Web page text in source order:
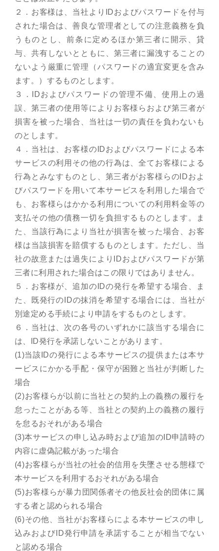
２．お客様は、当社よりIDおよびパスワードを付与
された場合は、善良な管理者としての注意義務を負
うものとし、前条に定めるほか第三者に開示、貸
与、共有しないとともに、第三者に漏洩することの
ないよう厳重に管理（パスワードの適宜変更を含み
ます。）するものとします。
３．IDおよびパスワードの管理不備、使用上の過
誤、第三者の使用等によりお客様らおよび第三者が
損害を被った場合、当社は一切の責任を負わないも
のとします。
４．当社は、お客様のIDおよびパスワードによる本
サービスの利用その他の行為は、全てお客様による
行為とみなすものとし、第三者がお客様らのIDおよ
びパスワードを用いて本サービスを利用した場合で
も、お客様らはかかる利用についての利用料金等の
支払その他の債務一切を負担するものとします。ま
た、当該行為により当社が損害を被った場合、お客
様は当該損害を賠償するものとします。ただし、当
社の故意または過失によりIDおよびパスワードが第
三者に利用された場合はこの限りではありません。
５．お客様が、追加のIDの発行を希望する場合、ま
た、既発行のIDの抹消を希望する場合には、当社が
別途定める手続により申請をするものとします。
６．当社は、次の各号のいずれかに該当する場合に
は、ID発行を承諾しないことがあります。
(1)当該IDの発行による本サービスの提供または本サ
ービスにかかる手配・保守が困難と当社が判断した
場合
(2)お客様らが以前に当社との契約上の義務の履行を
怠ったことがある等、当社との契約上の義務の履行
を怠るおそれがある場合
(3)本サービスの申し込み時および追加のID申請時の
内容に虚偽記載があった場合
(4)お客様らが当社の社会的信用を失墜させる態様で
本サービスを利用するおそれがある場合
(5)お客様らが暴力団関係者その他反社会的団体に属
する者と認められる場合
(6)その他、当社がお客様らによる本サービスの申し
込みおよびID発行申請を承諾することが相当でない
と認める場合